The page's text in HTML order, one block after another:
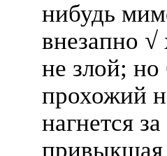
нибудь
внезапно √
не злой;
прохожий
нагнется
привыкшая